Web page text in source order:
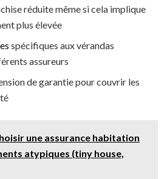
réduite même si cela implique
plus élevée
spécifiques aux vérandas
assureurs
de garantie pour couvrir les
une assurance habitation
atypiques (tiny house,